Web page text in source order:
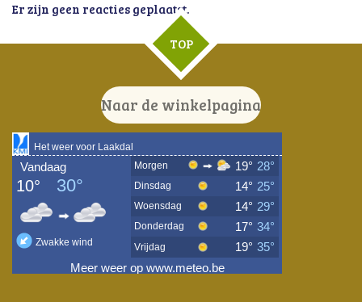
Er zijn geen reacties geplaatst.
TOP
Naar de winkelpagina